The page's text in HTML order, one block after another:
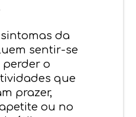
da
sentir-se
perder o
que
prazer,
ou no